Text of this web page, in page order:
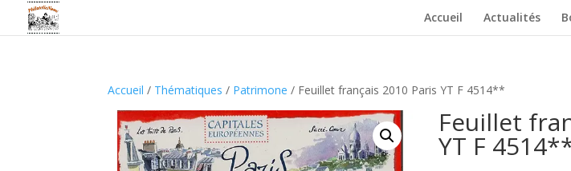
Accueil Actualités
Accueil / Thématiques / Patrimone / Feuillet français 2010 Paris YT F 4514**
Feuillet
YT F